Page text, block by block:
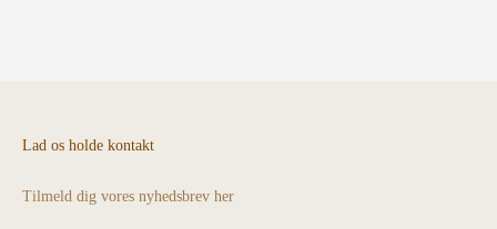
Lad os holde kontakt
Tilmeld dig vores nyhedsbrev her